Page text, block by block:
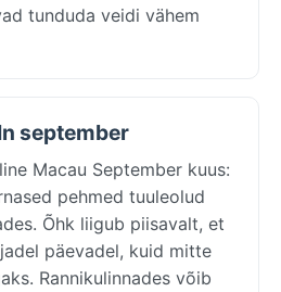
tunduda veidi vähem
september
Macau September kuus:
pehmed tuuleolud
Õhk liigub piisavalt, et
päevadel, kuid mitte
Rannikulinnades võib